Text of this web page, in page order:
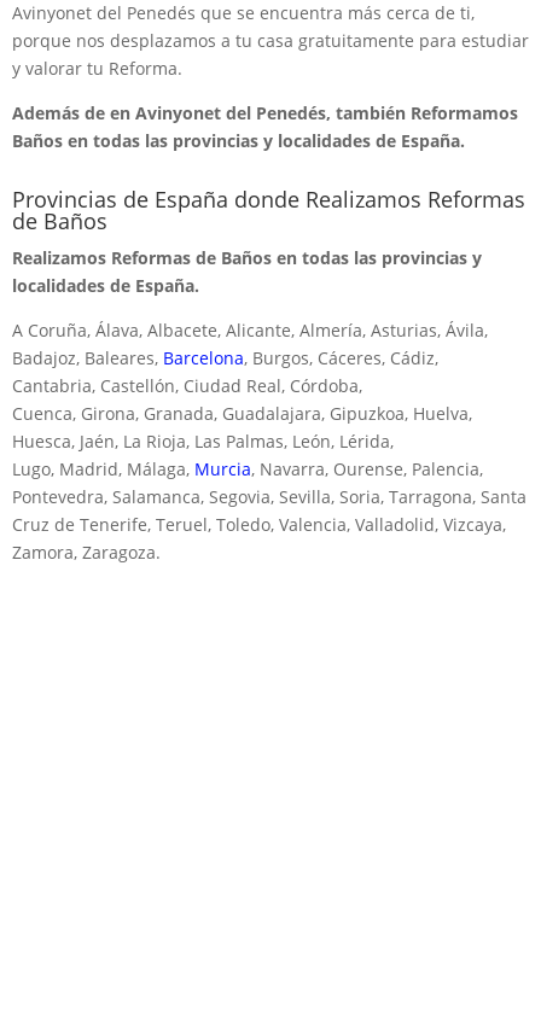
Avinyonet del Penedés que se encuentra más cerca de ti,
porque nos desplazamos a tu casa gratuitamente para estudiar
y valorar tu Reforma.
Además de en Avinyonet del Penedés, también Reformamos
Baños en todas las provincias y localidades de España.
Provincias de España donde Realizamos Reformas
de Baños
Realizamos Reformas de Baños en todas las provincias y
localidades de España.
A Coruña, Álava, Albacete, Alicante, Almería, Asturias, Ávila,
Badajoz, Baleares, Barcelona, Burgos, Cáceres, Cádiz,
Cantabria, Castellón, Ciudad Real, Córdoba,
Cuenca, Girona, Granada, Guadalajara, Gipuzkoa, Huelva,
Huesca, Jaén, La Rioja, Las Palmas, León, Lérida,
Lugo, Madrid, Málaga, Murcia, Navarra, Ourense, Palencia,
Pontevedra, Salamanca, Segovia, Sevilla, Soria, Tarragona, Santa
Cruz de Tenerife, Teruel, Toledo, Valencia, Valladolid, Vizcaya,
Zamora, Zaragoza.